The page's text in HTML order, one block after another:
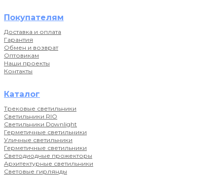
Покупателям
Доставка и оплата
Гарантия
Обмен и возврат
Оптовикам
Наши проекты
Контакты
Каталог
Трековые светильники
Светильники RIO
Светильники Downlight
Герметичные светильники
Уличные светильники
Герметичные светильники
Светодиодные прожекторы
Архитектурные светильники
Световые гирлянды